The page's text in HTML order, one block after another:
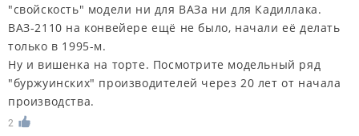
"свойскость" модели ни для ВАЗа ни для Кадиллака.
ВАЗ-2110 на конвейере ещё не было, начали её делать
только в 1995-м.
Ну и вишенка на торте. Посмотрите модельный ряд
"буржуинских" производителей через 20 лет от начала
производства.
2